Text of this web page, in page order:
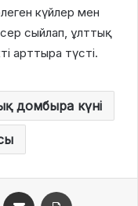
күйлер мен
сыйлап, ұлттық
арттыра түсті.
домбыра күні